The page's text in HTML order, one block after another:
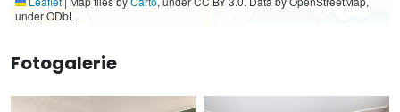
under ODbL.
Fotogalerie